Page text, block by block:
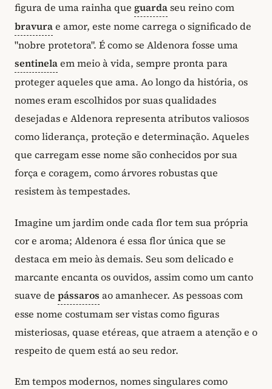
figura de uma rainha que guardaseu reino com
bravurae amor, este nome carrega o significado de
"nobre protetora". É como se Aldenora fosse uma
sentinelaem meio à vida, sempre pronta para
proteger aqueles que ama. Ao longo da história, os
nomes eram escolhidos por suas qualidades
desejadas e Aldenora representa atributos valiosos
como liderança, proteção e determinação. Aqueles
que carregam esse nome são conhecidos por sua
força e coragem, como árvores robustas que
resistem às tempestades.
Imagine um jardim onde cada flor tem sua própria
cor e aroma; Aldenora é essa flor única que se
destaca em meio às demais. Seu som delicado e
marcante encanta os ouvidos, assim como um canto
suave de pássaros ao amanhecer. As pessoas com
esse nome costumam ser vistas como figuras
misteriosas, quase etéreas, que atraem a atenção e o
respeito de quem está ao seu redor.
Em tempos modernos, nomes singulares como